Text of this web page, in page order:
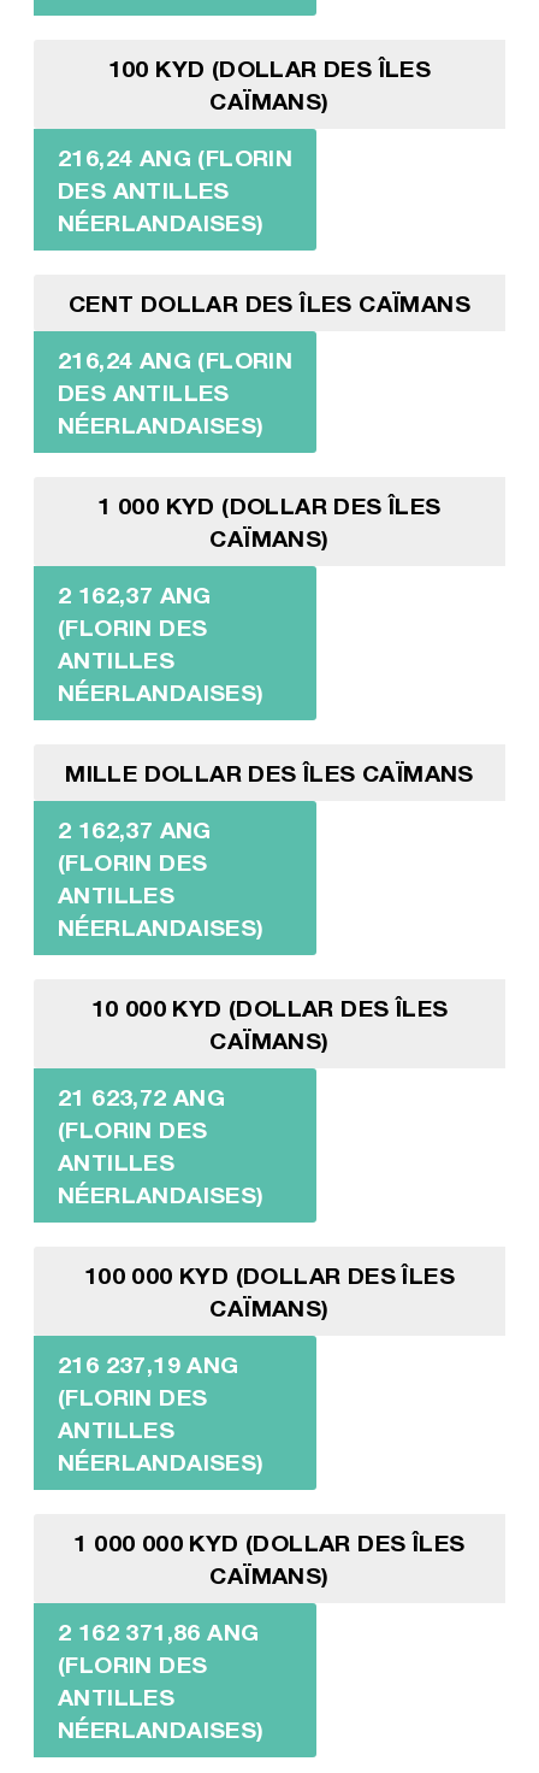
100 KYD (DOLLAR DES ÎLES
CAÏMANS)
216,24 ANG (FLORIN
DES ANTILLES
NÉERLANDAISES)
CENT DOLLAR DES ÎLES CAÏMANS
216,24 ANG (FLORIN
DES ANTILLES
NÉERLANDAISES)
1 000 KYD (DOLLAR DES ÎLES
CAÏMANS)
2 162,37 ANG
(FLORIN DES
ANTILLES
NÉERLANDAISES)
MILLE DOLLAR DES ÎLES CAÏMANS
2 162,37 ANG
(FLORIN DES
ANTILLES
NÉERLANDAISES)
10 000 KYD (DOLLAR DES ÎLES
CAÏMANS)
21 623,72 ANG
(FLORIN DES
ANTILLES
NÉERLANDAISES)
100 000 KYD (DOLLAR DES ÎLES
CAÏMANS)
216 237,19 ANG
(FLORIN DES
ANTILLES
NÉERLANDAISES)
1 000 000 KYD (DOLLAR DES ÎLES
CAÏMANS)
2 162 371,86 ANG
(FLORIN DES
ANTILLES
NÉERLANDAISES)